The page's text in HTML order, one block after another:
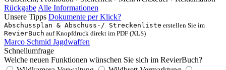
Rückgabe Alle Informationen
Unsere Tipps Dokumente per Klick?
Abschussplan & Abschuss-/ Streckenliste erstellen Sie im
RevierBuch auf Knopfdruck direkt im PDF (XLS)
Marco Schmid Jagdwaffen
Schnellumfrage
Welche neuen Funktionen wünschen Sie sich im RevierBuch?